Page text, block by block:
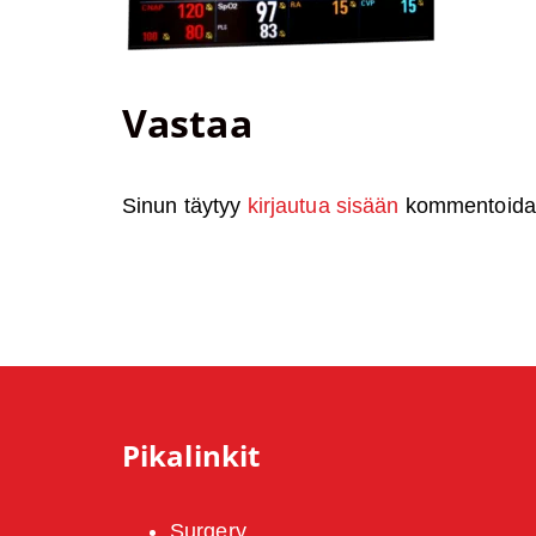
Vastaa
Sinun täytyy kirjautua sisään
Pikalinkit
Surgery